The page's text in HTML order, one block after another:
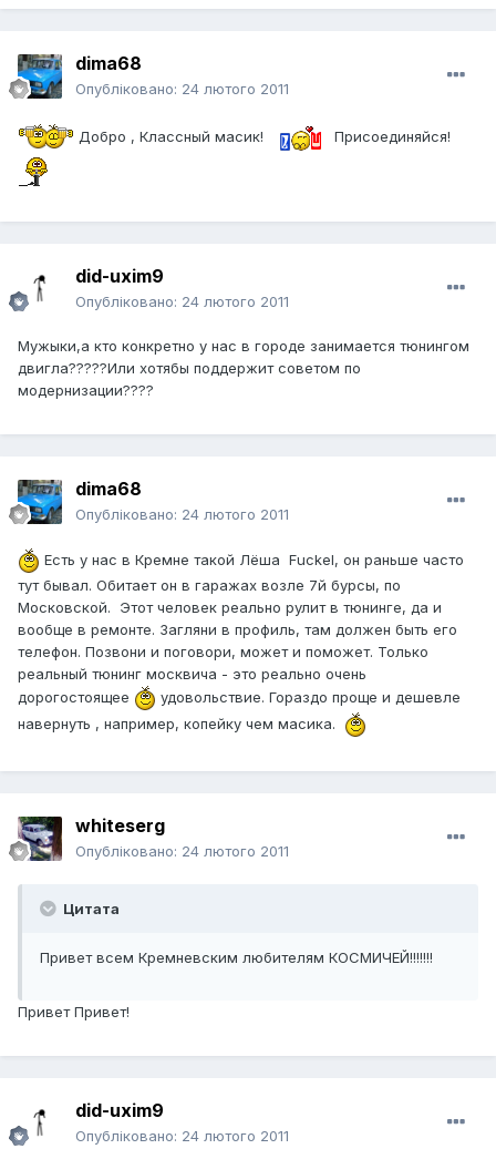
dima68
Опубліковано: 24 лютого 2011
Добро , Классный масик! Присоединяйся!
did-uxim9
Опубліковано: 24 лютого 2011
Мужыки,а кто конкретно у нас в городе занимается тюнингом
двигла?????Или хотябы поддержит советом по
модернизации????
dima68
Опубліковано: 24 лютого 2011
Есть у нас в Кремне такой Лёша Fuckel, он раньше часто
тут бывал. Обитает он в гаражах возле 7й бурсы, по
Московской. Этот человек реально рулит в тюнинге, да и
вообще в ремонте. Загляни в профиль, там должен быть его
телефон. Позвони и поговори, может и поможет. Только
реальный тюнинг москвича - это реально очень
дорогостоящее
удовольствие. Гораздо проще и дешевле
навернуть , например, копейку чем масика.
whiteserg
Опубліковано: 24 лютого 2011
Цитата
Привет всем Кремневским любителям КОСМИЧЕЙ!!!!!!!
Привет Привет!
did-uxim9
Опубліковано: 24 лютого 2011